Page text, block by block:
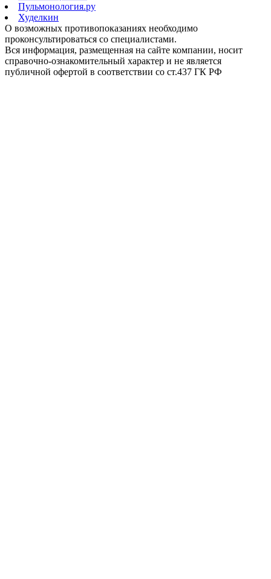
Пульмонология.ру
Худелкин
О возможных противопоказаниях необходимо
проконсультироваться со специалистами.
Вся информация, размещенная на сайте компании, носит
справочно-ознакомительный характер и не является
публичной офертой в соответствии со ст.437 ГК РФ